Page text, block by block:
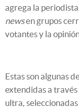
agrega la
newsen grupos
votantes y la
Estas son algunas
extendidas a
ultra,